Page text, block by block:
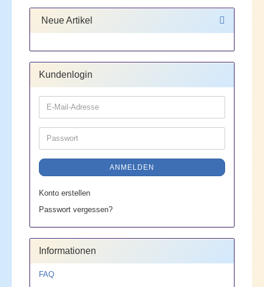
Neue Artikel
Kundenlogin
E-
Mail-
Adresse
Passwort
ANMELDEN
Konto erstellen
Passwort vergessen?
Informationen
FAQ